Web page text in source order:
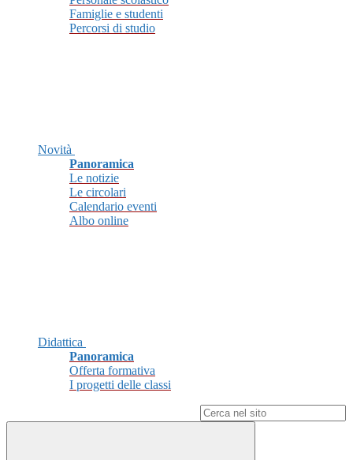
Famiglie e studenti
Percorsi di studio
Novità
Panoramica
Le notizie
Le circolari
Calendario eventi
Albo online
Didattica
Panoramica
Offerta formativa
I progetti delle classi